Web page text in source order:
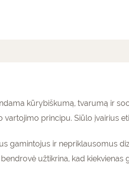
kūrybiškumą, tvarumą ir
principu. Siūlo įvairius
gamintojus ir nepriklausomus
užtikrina, kad